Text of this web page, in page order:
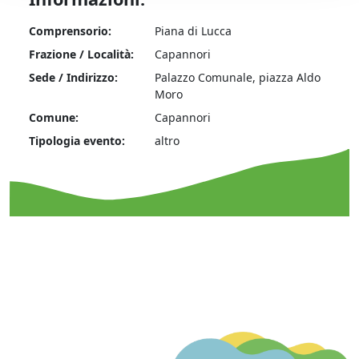
Comprensorio:
Piana di Lucca
Frazione / Località:
Capannori
Sede / Indirizzo:
Palazzo Comunale, piazza Aldo
Moro
Comune:
Capannori
Tipologia evento:
altro